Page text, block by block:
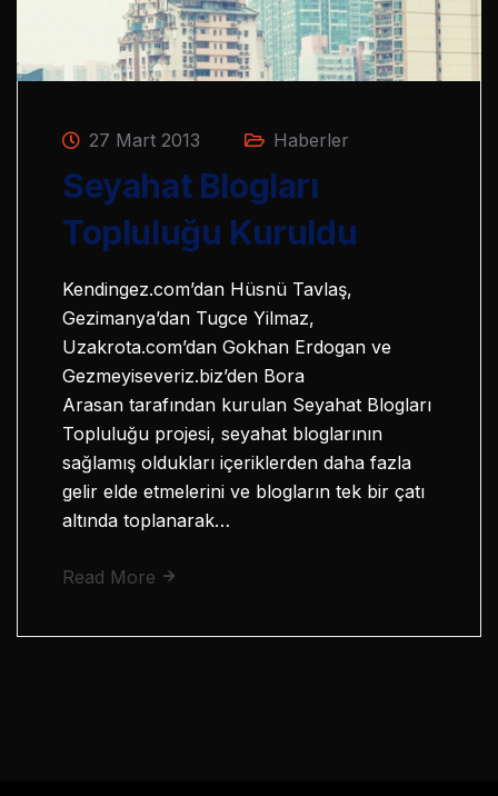
27 Mart 2013 Haberler
Seyahat Blogları
Topluluğu Kuruldu
Kendingez.com’dan Hüsnü Tavlaş,
Gezimanya’dan Tugce Yilmaz,
Uzakrota.com’dan Gokhan Erdogan ve
Gezmeyiseveriz.biz’den Bora
Arasan tarafından kurulan Seyahat Blogları
Topluluğu projesi, seyahat bloglarının
sağlamış oldukları içeriklerden daha fazla
gelir elde etmelerini ve blogların tek bir çatı
altında toplanarak…
Read More